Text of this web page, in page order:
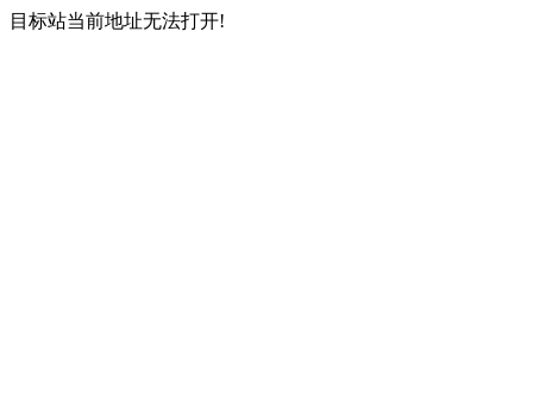
目标站当前地址无法打开!